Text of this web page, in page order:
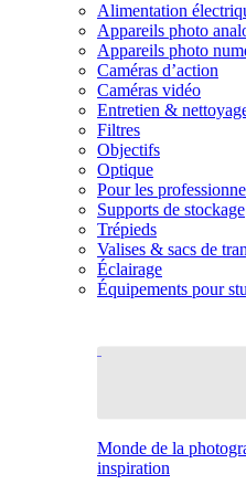
Alimentation
Appareils photo
Appareils photo
Caméras d’action
Caméras vidéo
Entretien &
Filtres
Objectifs
Optique
Pour les
Supports de stockage
Trépieds
Valises & sacs de
Éclairage
Équipements pour
Monde de la
inspiration